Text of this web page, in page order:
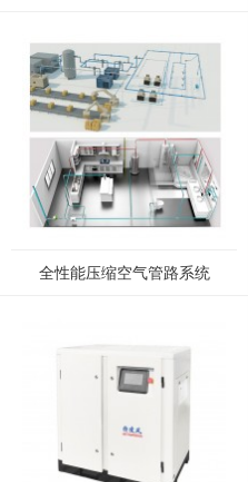
全性能压缩空气管路系统